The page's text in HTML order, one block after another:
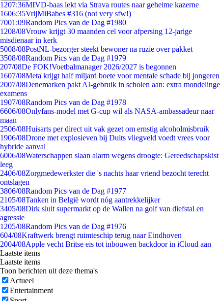
1207:36MIVD-baas lekt via Strava routes naar geheime kazerne
1606:35VrijMiBabes #316 (not very sfw!)
7001:09Random Pics van de Dag #1980
1208/08Vrouw krijgt 30 maanden cel voor afpersing 12-jarige
misdienaar in kerk
5008/08PostNL-bezorger steekt bewoner na ruzie over pakket
3508/08Random Pics van de Dag #1979
207/08De FOK!Voetbalmanager 2026/2027 is begonnen
1607/08Meta krijgt half miljard boete voor mentale schade bij jongeren
2007/08Denemarken pakt AI-gebruik in scholen aan: extra mondelinge
examens
1907/08Random Pics van de Dag #1978
6606/08Onlyfans-model met G-cup wil als NASA-ambassadeur naar
maan
2506/08Huisarts per direct uit vak gezet om ernstig alcoholmisbruik
1906/08Drone met explosieven bij Duits vliegveld voedt vrees voor
hybride aanval
6006/08Waterschappen slaan alarm wegens droogte: Gereedschapskist
leeg
2406/08Zorgmedewerkster die 's nachts haar vriend bezocht terecht
ontslagen
3806/08Random Pics van de Dag #1977
2105/08Tanken in België wordt nóg aantrekkelijker
3405/08Dirk sluit supermarkt op de Wallen na golf van diefstal en
agressie
1205/08Random Pics van de Dag #1976
604/08Kraftwerk brengt ruimteschip terug naar Eindhoven
2004/08Apple vecht Britse eis tot inbouwen backdoor in iCloud aan
Laatste items
Laatste items
Toon berichten uit deze thema's
Actueel
Entertainment